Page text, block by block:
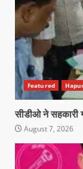
Featured
सीडीओ ने सहकारी
August 7, 2026